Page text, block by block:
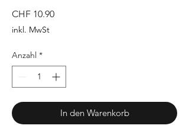
CHF 10.90Preis
inkl. MwSt
Anzahl *
In den Warenkorb